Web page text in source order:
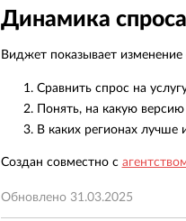
первичного анализа».
Динамика
Виджет показывает
Сравнить спрос на
Понять, на какую
В каких регионах лучше
Создан совместно с
Обновлено 31.03.2025